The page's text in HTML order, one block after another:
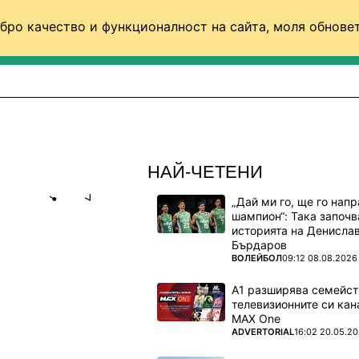
качество и функционалност на сайта, моля
НАЙ-ЧЕТЕНИ
„Дай ми го, ще го
шампион“: Така
историята на Денислав
Бърдаров
ПОВЕЧЕ ОТ
ВОЛЕЙБОЛ09:12 08.08.2026
А1 разширява
телевизионните си
MAX One
ПОВЕЧЕ ОТ
ADVERTORIAL16:02